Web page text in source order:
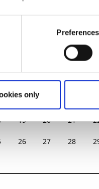
Preferences
only
FRE LÖR
31
5 6 7 8
12
19 20 21
26 27 28